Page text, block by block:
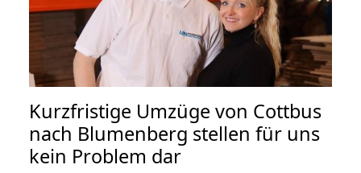
Kurzfristige Umzüge von Cottbus
nach Blumenberg stellen für uns
kein Problem dar